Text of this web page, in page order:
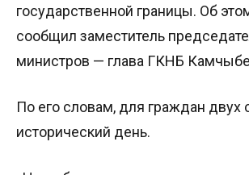
государственной границы. Об
сообщил заместитель
министров — глава ГКНБ
По его словам, для граждан двух
исторический день.